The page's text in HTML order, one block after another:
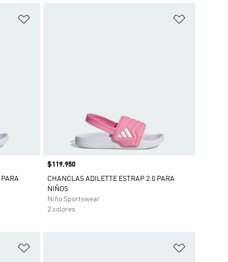
Precio
$119.950
CHANCLAS ADILETTE ESTRAP 2.0 PARA
NIÑOS
Niño Sportswear
2 colores